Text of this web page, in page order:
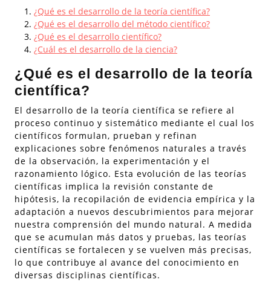
¿Qué es el desarrollo de la teoría científica?
¿Qué es el desarrollo del método científico?
¿Qué es el desarrollo científico?
¿Cuál es el desarrollo de la ciencia?
¿Qué es el desarrollo de la teoría
científica?
El desarrollo de la teoría científica se refiere al
proceso continuo y sistemático mediante el cual los
científicos formulan, prueban y refinan
explicaciones sobre fenómenos naturales a través
de la observación, la experimentación y el
razonamiento lógico. Esta evolución de las teorías
científicas implica la revisión constante de
hipótesis, la recopilación de evidencia empírica y la
adaptación a nuevos descubrimientos para mejorar
nuestra comprensión del mundo natural. A medida
que se acumulan más datos y pruebas, las teorías
científicas se fortalecen y se vuelven más precisas,
lo que contribuye al avance del conocimiento en
diversas disciplinas científicas.